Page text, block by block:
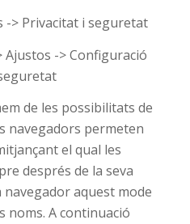
-> Privacitat i seguretat
Ajustos -> Configuració
de les possibilitats de
navegadors permeten
el qual les
després de la seva
navegador aquest mode
A continuació